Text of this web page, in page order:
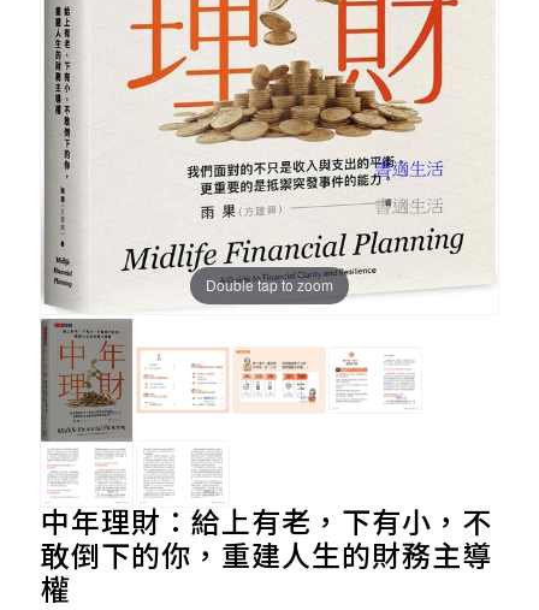
Double tap to zoom
中年理財：給上有老，下有小，不
敢倒下的你，重建人生的財務主導
權